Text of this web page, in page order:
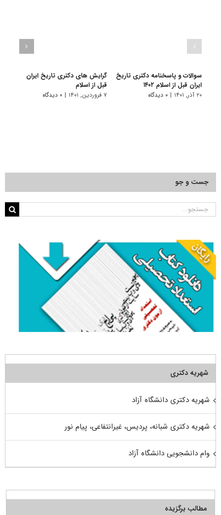
سوالات و پاسخنامه دکتری تاریخ
ایران قبل از اسلام ۱۴۰۲
۲۰ آذر, ۱۴۰۱ | ۰ دیدگاه
گرایش های دکتری ﺗﺎرﻳﺦ اﻳﺮان
ﻗﺒﻞ از اﺳﻼم
۷ فروردین, ۱۴۰۱ | ۰ دیدگاه
جست و جو
جستجو
شهریه دکتری
شهریه دکتری دانشگاه آزاد
شهریه دکتری شبانه، پردیس، غیرانتفاعی، پیام نور
وام دانشجویی دانشگاه آزاد
مطالب برگزیده